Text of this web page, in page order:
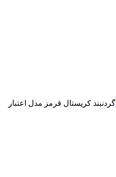
گردنبند کریستال قرمز مدل اعتبار